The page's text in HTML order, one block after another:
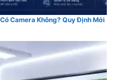
Camera Không? Quy Định Mới